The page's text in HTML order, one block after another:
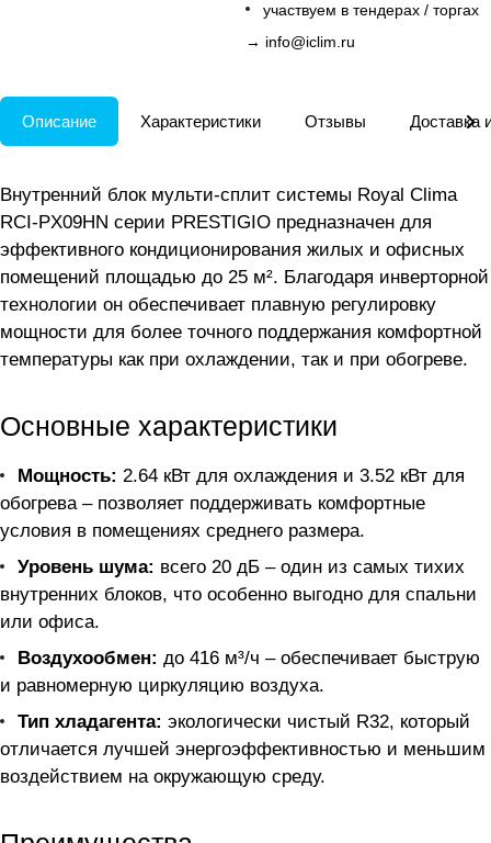
участвуем в тендерах / торгах
→ info@iclim.ru
Описание Характеристики Отзывы Доставка
Внутренний блок мульти-сплит системы Royal Clima
RCI-PX09HN серии PRESTIGIO предназначен для
эффективного кондиционирования жилых и офисных
помещений площадью до 25 м². Благодаря инверторной
технологии он обеспечивает плавную регулировку
мощности для более точного поддержания комфортной
температуры как при охлаждении, так и при обогреве.
Основные характеристики
Мощность: 2.64 кВт для охлаждения и 3.52 кВт для
обогрева – позволяет поддерживать комфортные
условия в помещениях среднего размера.
Уровень шума: всего 20 дБ – один из самых тихих
внутренних блоков, что особенно выгодно для спальни
или офиса.
Воздухообмен: до 416 м³/ч – обеспечивает быструю
и равномерную циркуляцию воздуха.
Тип хладагента: экологически чистый R32, который
отличается лучшей энергоэффективностью и меньшим
воздействием на окружающую среду.